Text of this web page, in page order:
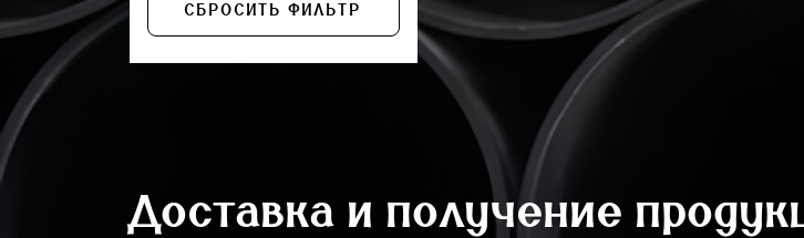
710
775
СБРОСИТЬ ФИЛЬТР
Доставка и получение